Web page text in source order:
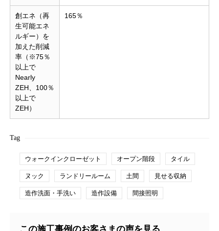
創エネ（再
生可能エネ
ルギー）を
加えた削減
率（※75％
以上で
Nearly
ZEH、100％
以上で
ZEH）
165％
Tag
ウォークインクローゼット オープン階段 タイル
ヌック ランドリールーム 土間 見せる収納
造作洗面・手洗い 造作設備 間接照明